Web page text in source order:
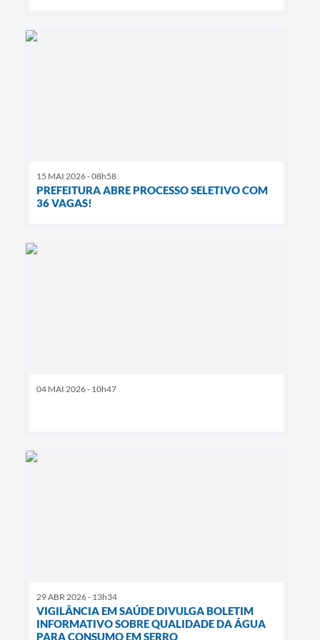
15 MAI 2026 - 08h58
PREFEITURA ABRE PROCESSO SELETIVO COM
36 VAGAS!
04 MAI 2026 - 10h47
29 ABR 2026 - 13h34
VIGILÂNCIA EM SAÚDE DIVULGA BOLETIM
INFORMATIVO SOBRE QUALIDADE DA ÁGUA
PARA CONSUMO EM SERRO